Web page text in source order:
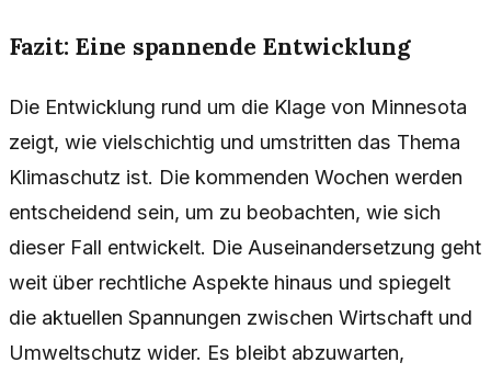
Fazit: Eine spannende Entwicklung
Die Entwicklung rund um die Klage von Minnesota
zeigt, wie vielschichtig und umstritten das Thema
Klimaschutz ist. Die kommenden Wochen werden
entscheidend sein, um zu beobachten, wie sich
dieser Fall entwickelt. Die Auseinandersetzung geht
weit über rechtliche Aspekte hinaus und spiegelt
die aktuellen Spannungen zwischen Wirtschaft und
Umweltschutz wider. Es bleibt abzuwarten,